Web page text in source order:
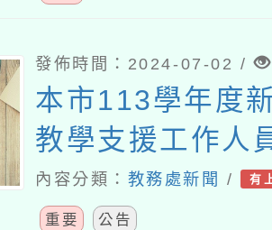
發佈時間：2024-07-02 /
本市113學年度
教學支援工作人
校報到
內容分類： 教務處新聞 / 有
重要 公告